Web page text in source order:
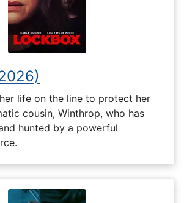
life on the line to protect her
cousin, Winthrop, who has
hunted by a powerful